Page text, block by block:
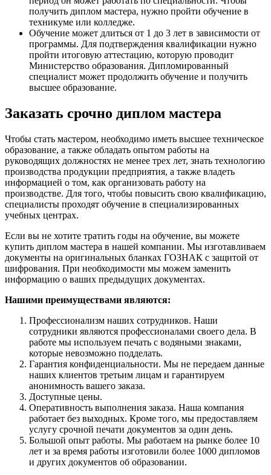
получить диплом мастера, нужно пройти обучение в
техникуме или колледже.
Обучение может длиться от 1 до 3 лет в зависимости от
программы. Для подтверждения квалификации нужно
пройти итоговую аттестацию, которую проводит
Министерство образования. Дипломированный
специалист может продолжить обучение и получить
высшее образование.
Заказать срочно диплом мастера
Чтобы стать мастером, необходимо иметь высшее техническое
образование, а также обладать опытом работы на
руководящих должностях не менее трех лет, знать технологию
производства продукции предприятия, а также владеть
информацией о том, как организовать работу на
производстве. Для того, чтобы повысить свою квалификацию,
специалисты проходят обучение в специализированных
учебных центрах.
Если вы не хотите тратить годы на обучение, вы можете
купить диплом мастера в нашей компании. Мы изготавливаем
документы на оригинальных бланках ГОЗНАК с защитой от
шифрования. При необходимости мы можем заменить
информацию о ваших предыдущих документах.
Нашими преимуществами являются:
Профессионализм наших сотрудников. Наши
сотрудники являются профессионалами своего дела. В
работе мы используем печать с водяными знаками,
которые невозможно подделать.
Гарантия конфиденциальности. Мы не передаем данные
наших клиентов третьим лицам и гарантируем
анонимность вашего заказа.
Доступные цены.
Оперативность выполнения заказа. Наша компания
работает без выходных. Кроме того, мы предоставляем
услугу срочной печати документов за один день.
Большой опыт работы. Мы работаем на рынке более 10
лет и за время работы изготовили более 1000 дипломов
и других документов об образовании.